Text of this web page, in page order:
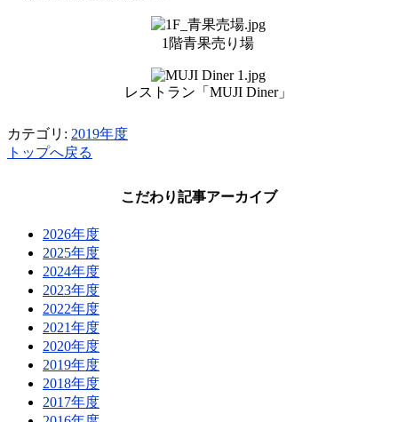
1階青果売り場
レストラン「MUJI Diner」
カテゴリ: 2019年度
トップへ戻る
こだわり記事アーカイブ
2026年度
2025年度
2024年度
2023年度
2022年度
2021年度
2020年度
2019年度
2018年度
2017年度